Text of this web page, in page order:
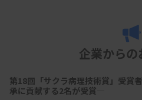
企業からの
第18回「サクラ病理技術賞」受賞
承に貢献する2名が受賞―